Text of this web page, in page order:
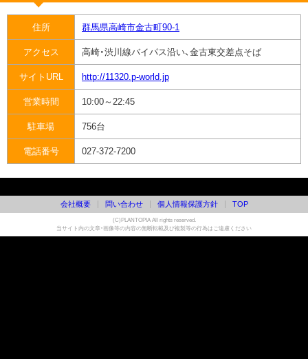
住所 群馬県高崎市金古町90-1
アクセス 高崎・渋川線バイパス沿い、金古東交差点そば
サイトURL http://11320.p-world.jp
営業時間 10:00～22:45
駐車場 756台
電話番号 027-372-7200
会社概要 問い合わせ 個人情報保護方針 TOP
(C)PLANTOPIA All rights reserved.
当サイト内の文章・画像等の内容の無断転載及び複製等の行為はご遠慮ください